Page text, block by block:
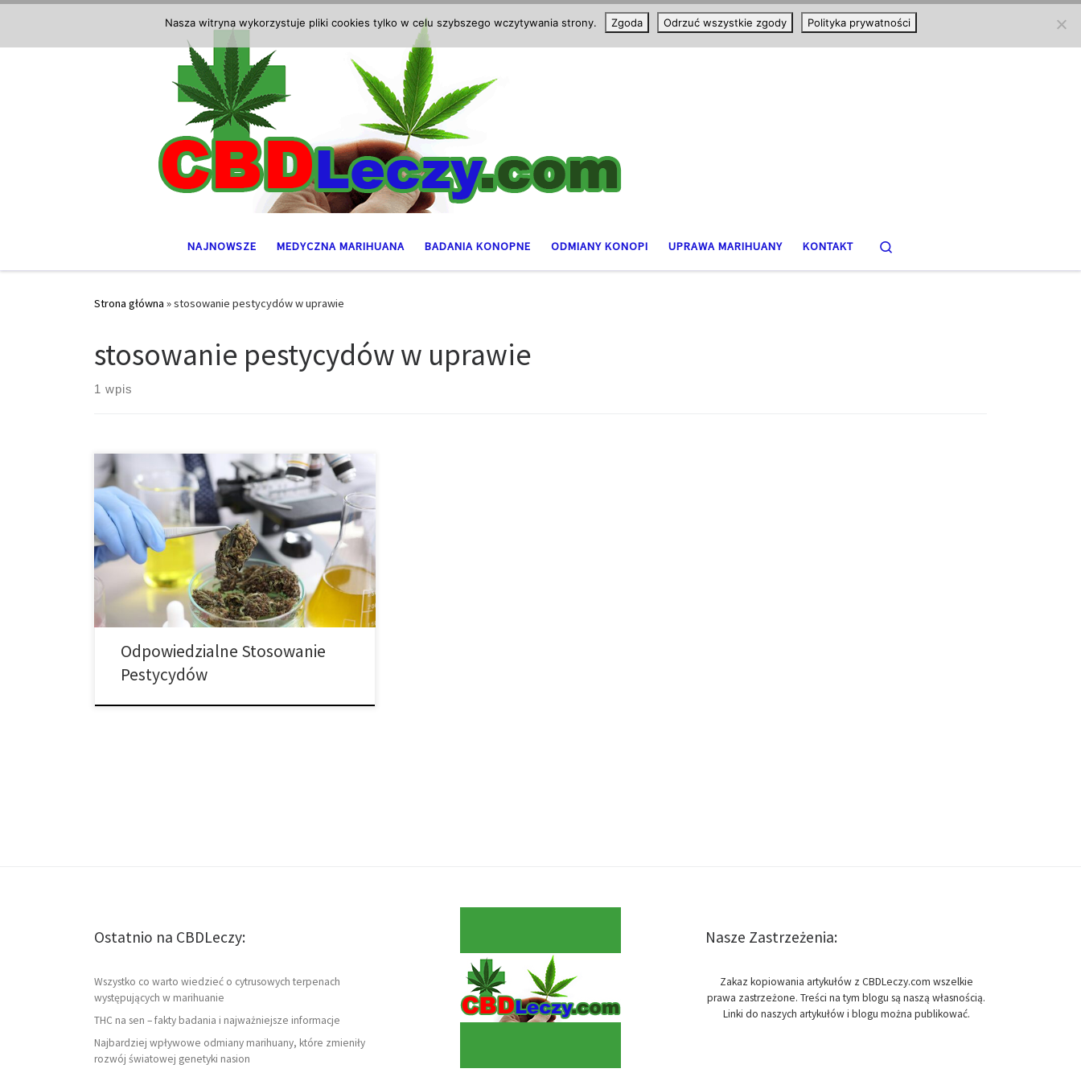
NAJNOWSZE MEDYCZNA MARIHUANA BADANIA KONOPNE ODMIANY KONOPI UPRAWA MARIHUANY KONTAKT
Strona główna »stosowanie pestycydów w uprawie
stosowanie pestycydów w uprawie
1 wpis
Odpowiedzialne stosowanie pestycydów w uprawie
marihuany. W momencie sezonu, gdy rośliny
zewnętrzne zaczynają kwitnąć, a uprawy indoor
cierpią z powodu najwyższych temperatur w roku,
często zdarza się, że szkodniki po raz pierwszy
pojawiają się w naszym ogrodzie, co może być
szczególnie trudne do zwalczenia właśnie z powodu
wysokich temperatur, które […]
Odpowiedzialne Stosowanie
Pestycydów
Ostatnio na CBDLeczy:
Wszystko co warto wiedzieć o cytrusowych terpenach
występujących w marihuanie
THC na sen – fakty badania i najważniejsze informacje
Najbardziej wpływowe odmiany marihuany, które zmieniły
rozwój światowej genetyki nasion
Nasze Zastrzeżenia:
Zakaz kopiowania artykułów z CBDLeczy.com wszelkie
prawa zastrzeżone. Treści na tym blogu są naszą własnością.
Linki do naszych artykułów i blogu można publikować.
Nasza witryna wykorzystuje pliki cookies tylko w celu szybszego wczytywania strony. Zgoda Odrzuć wszystkie zgody Polityka prywatności